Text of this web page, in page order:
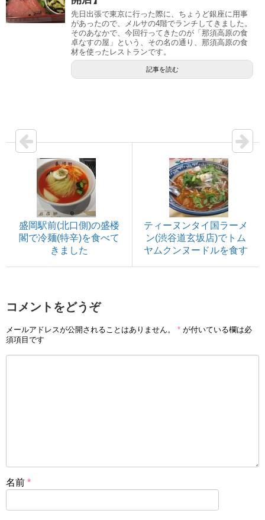
先日出張で東京に行った際に、ちょうど銀座に用事
があったので、メルサの4階でランチしてきました。
そのあなかで、今回行ってきたのが「那須高原の食
卓なすの屋」という、その名の通り、那須高原の食
材を使ったレストランです。
記事を読む
盛岡駅前(北口側)の盛楼
閣で冷麺(特辛)を食べて
きました
ティーヌンタイ国ラーメ
ン(渋谷道玄坂店)でトム
ヤムクンヌードルを食す
コメントをどうぞ
メールアドレスが公開されることはありません。 * が付いている欄は必
須項目です
名前 *